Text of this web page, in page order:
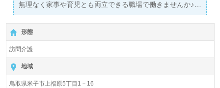
無理なく家事や育児とも両立できる職場で働きませんか♪
＞＞【経験不問】お休みもスタッフ同士調整し合っていま
す＜＜
形態
訪問介護
地域
鳥取県米子市上福原5丁目1－16